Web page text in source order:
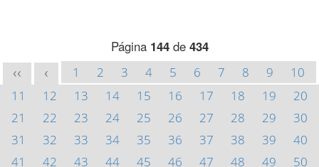
Página 144de 434
<< < 1 2 3 4 5 6 7 8 9
10
11
12 13 14 15 16 17 18 19
20
21
22 23 24 25 26 27 28 29
30
31
32 33 34 35 36 37 38 39
40
41
42 43 44 45 46 47 48 49
50